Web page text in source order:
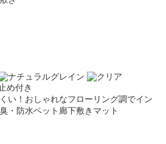
め付き
い！おしゃれなフローリング調でイン
・防水ペット廊下敷きマット